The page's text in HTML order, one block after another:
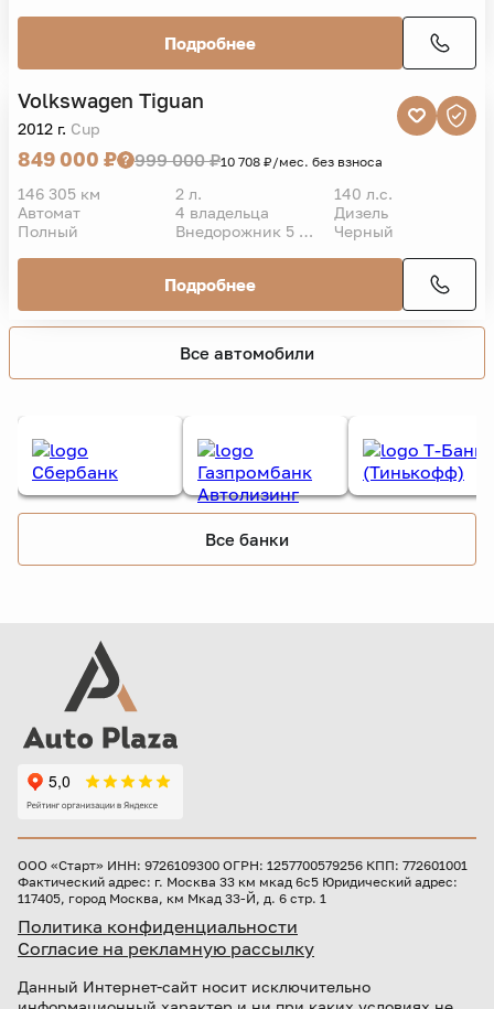
Подробнее
Volkswagen Tiguan
2012 г. Cup
849 000 ₽ 999 000 ₽10 708 ₽/мес. без взноса
146 305 км 2 л.
140 л.с.
Автомат
4 владельца
Дизель
Полный
Внедорожник 5 дв. Черный
Подробнее
Все автомобили
Все банки
ООО «Старт» ИНН: 9726109300 ОГРН: 1257700579256 КПП: 772601001
Фактический адрес: г. Москва 33 км мкад 6с5 Юридический адрес:
117405, город Москва, км Мкад 33-Й, д. 6 стр. 1
Политика конфиденциальности
Согласие на рекламную рассылку
Данный Интернет-сайт носит исключительно